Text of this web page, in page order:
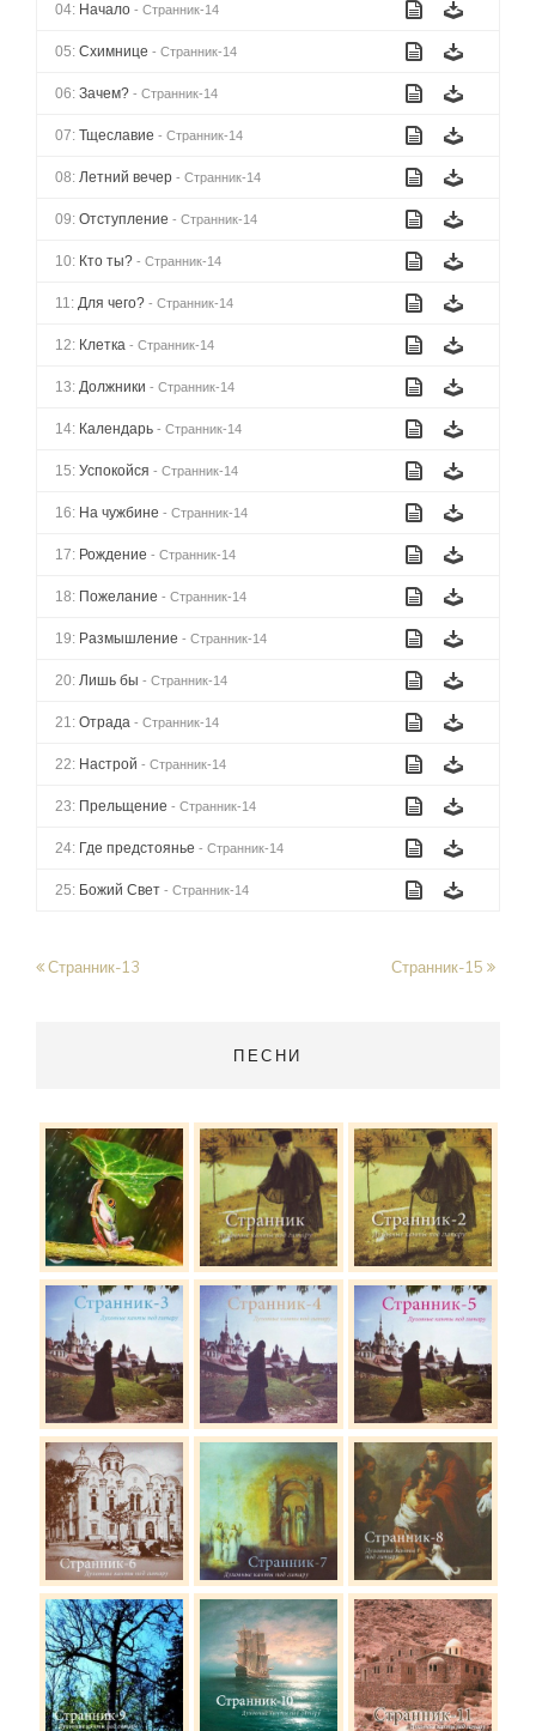
04: Начало - Странник-14
05: Схимнице - Странник-14
06: Зачем? - Странник-14
07: Тщеславие - Странник-14
08: Летний вечер - Странник-14
09: Отступление - Странник-14
10: Кто ты? - Странник-14
11: Для чего? - Странник-14
12: Клетка - Странник-14
13: Должники - Странник-14
14: Календарь - Странник-14
15: Успокойся - Странник-14
16: На чужбине - Странник-14
17: Рождение - Странник-14
18: Пожелание - Странник-14
19: Размышление - Странник-14
20: Лишь бы - Странник-14
21: Отрада - Странник-14
22: Настрой - Странник-14
23: Прельщение - Странник-14
24: Где предстоянье - Странник-14
25: Божий Свет - Странник-14
Странник-13 Странник-15
ПЕСНИ